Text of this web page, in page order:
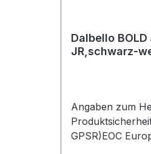
Dalbello BOLD
JR,schwarz-
Angaben zum
GPSR)EOC